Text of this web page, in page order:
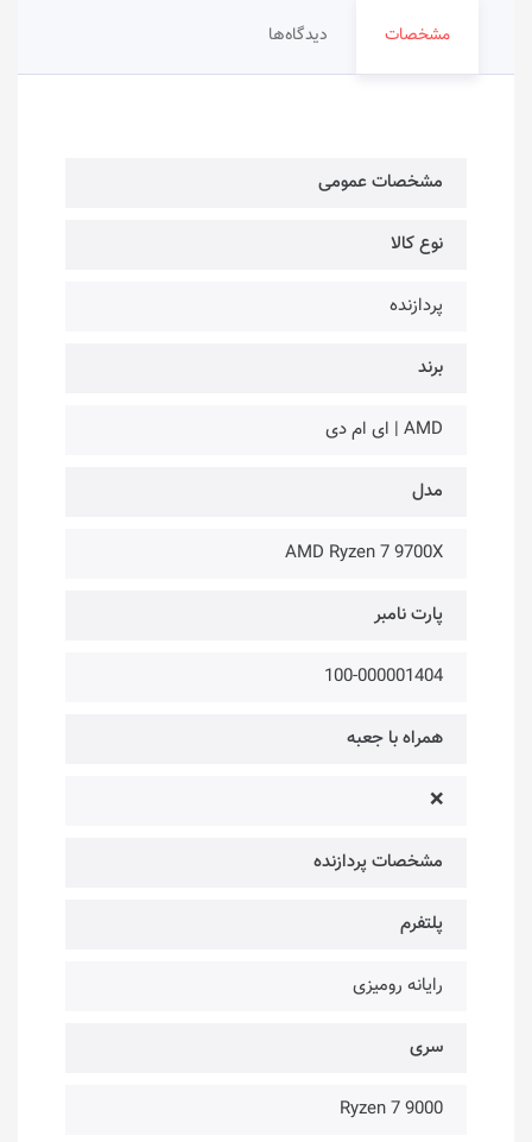
مشخصات دیدگاه‌ها
مشخصات عمومی
نوع کالا
پردازنده
برند
AMD | ای ام دی
مدل
AMD Ryzen 7 9700X
پارت نامبر
100-000001404
همراه با جعبه
❌
مشخصات پردازنده
پلتفرم
رایانه رومیزی
سری
Ryzen 7 9000